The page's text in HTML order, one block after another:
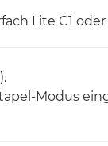
Lite C1
Modus